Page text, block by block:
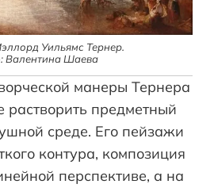
Уильямс Тернер.
Валентина Шаева
манеры Тернера
растворить предметный
среде. Его пейзажи
контура, композиция
перспективе, а на